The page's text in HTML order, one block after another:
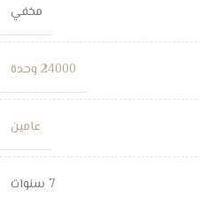
مخفي
24000 وحدة
عامين
7 سنوات